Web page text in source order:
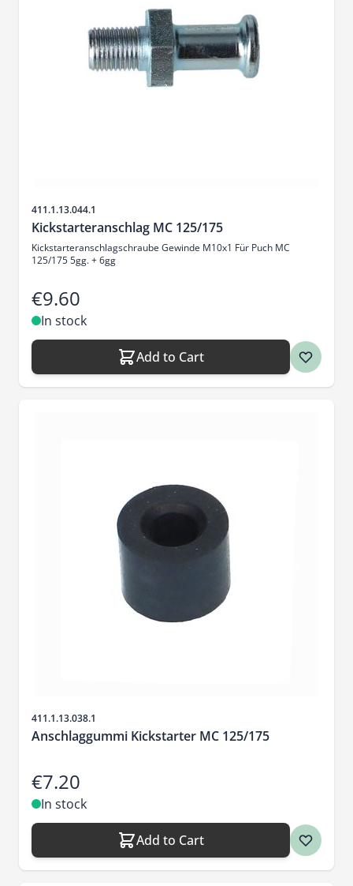
Sku
411.1.13.044.1
Kickstarteranschlag MC 125/175
Kickstarteranschlagschraube Gewinde M10x1 Für Puch MC
125/175 5gg. + 6gg
€9.60
In stock
Add to Cart
Sku
411.1.13.038.1
Anschlaggummi Kickstarter MC 125/175
€7.20
In stock
Add to Cart